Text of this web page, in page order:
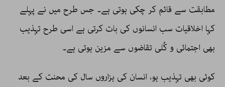
مطابقت سے قائم کر چکی ہوتی ہے۔ جس طرح میں نے پہلے
کہا اخلاقیات سب انسانوں کی بات کرتی ہے اسی طرح تہذیب
بھی اجتمائی و کُلی تقاضوں سے مزین ہوتی ہے۔
کوئی بھی تہذیب ہو، انسان کی ہزاروں سال کی محنت کے بعد